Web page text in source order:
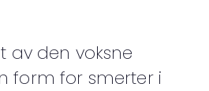
av den voksne
form for smerter i